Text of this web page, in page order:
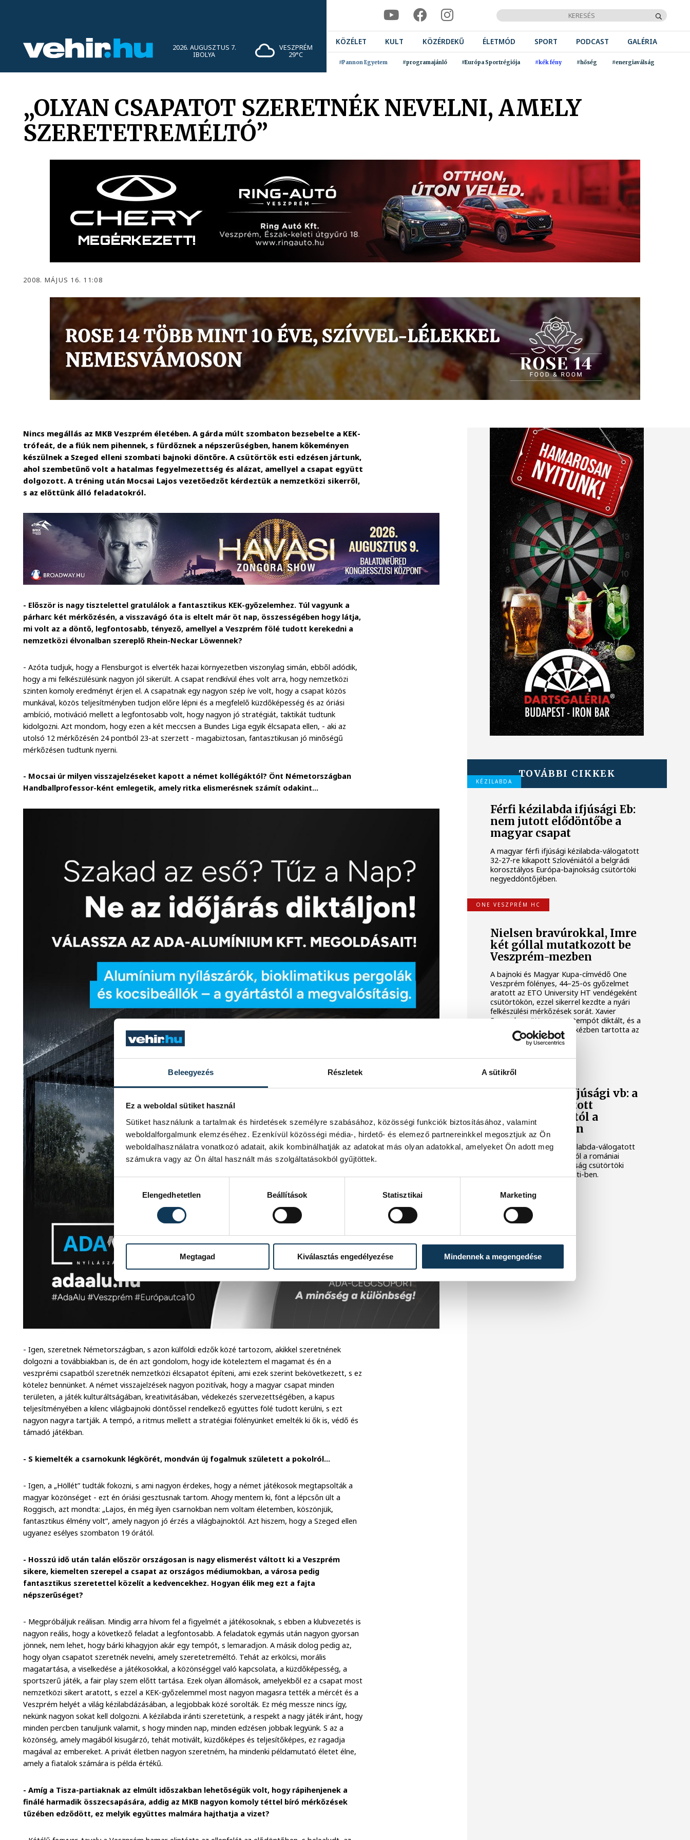
Beleegyezés Részletek A sütikről
Ez a weboldal sütiket használ
Sütiket használunk a tartalmak és hirdetések személyre szabásához, közösségi funkciók biztosításához, valamint
weboldalforgalmunk elemzéséhez. Ezenkívül közösségi média-, hirdető- és elemező partnereinkkel megosztjuk az Ön
weboldalhasználatra vonatkozó adatait, akik kombinálhatják az adatokat más olyan adatokkal, amelyeket Ön adott meg
számukra vagy az Ön által használt más szolgáltatásokból gyűjtöttek.
Elengedhetetlen
Beállítások Statisztikai Marketing
Megtagad Kiválasztás engedélyezése Mindennek a megengedése
2026. AUGUSZTUS 7.
IBOLYA
VESZPRÉM
29°C
KÖZÉLET KULT KÖZÉRDEKŰ ÉLETMÓD SPORT PODCAST GALÉRIA
#Pannon Egyetem #programajánló #Európa Sportrégiója #kék fény #hőség #energiaválság
„OLYAN CSAPATOT SZERETNÉK NEVELNI, AMELY
SZERETETREMÉLTÓ”
2008. MÁJUS 16. 11:08
Nincs megállás az MKB Veszprém életében. A gárda múlt szombaton bezsebelte a KEK-
trófeát, de a fiúk nem pihennek, s fürdőznek a népszerűségben, hanem kőkeményen
készülnek a Szeged elleni szombati bajnoki döntőre. A csütörtök esti edzésen jártunk,
ahol szembetűnő volt a hatalmas fegyelmezettség és alázat, amellyel a csapat együtt
dolgozott. A tréning után Mocsai Lajos vezetőedzőt kérdeztük a nemzetközi sikerről,
s az előttünk álló feladatokról.
- Először is nagy tisztelettel gratulálok a fantasztikus KEK-győzelemhez. Túl vagyunk a
párharc két mérkőzésén, a visszavágó óta is eltelt már öt nap, összességében hogy látja,
mi volt az a döntő, legfontosabb, tényező, amellyel a Veszprém fölé tudott kerekedni a
nemzetközi élvonalban szereplő Rhein-Neckar Löwennek?
- Azóta tudjuk, hogy a Flensburgot is elverték hazai környezetben viszonylag simán, ebből adódik,
hogy a mi felkészülésünk nagyon jól sikerült. A csapat rendkívül éhes volt arra, hogy nemzetközi
szinten komoly eredményt érjen el. A csapatnak egy nagyon szép íve volt, hogy a csapat közös
munkával, közös teljesítményben tudjon előre lépni és a megfelelő küzdőképesség és az óriási
ambíció, motiváció mellett a legfontosabb volt, hogy nagyon jó stratégiát, taktikát tudtunk
kidolgozni. Azt mondom, hogy ezen a két meccsen a Bundes Liga egyik élcsapata ellen, - aki az
utolsó 12 mérkőzésén 24 pontból 23-at szerzett - magabiztosan, fantasztikusan jó minőségű
mérkőzésen tudtunk nyerni.
- Mocsai úr milyen visszajelzéseket kapott a német kollégáktól? Önt Németországban
Handballprofessor-ként emlegetik, amely ritka elismerésnek számít odakint...
- Igen, szeretnek Németországban, s azon külföldi edzők közé tartozom, akikkel szeretnének
dolgozni a továbbiakban is, de én azt gondolom, hogy ide köteleztem el magamat és én a
veszprémi csapatból szeretnék nemzetközi élcsapatot építeni, ami ezek szerint bekövetkezett, s ez
kötelez bennünket. A német visszajelzések nagyon pozitívak, hogy a magyar csapat minden
területen, a játék kulturáltságában, kreativitásában, védekezés szervezettségében, a kapus
teljesítményében a kilenc világbajnoki döntőssel rendelkező együttes fölé tudott kerülni, s ezt
nagyon nagyra tartják. A tempó, a ritmus mellett a stratégiai fölényünket emelték ki ők is, védő és
támadó játékban.
- S kiemelték a csarnokunk légkörét, mondván új fogalmuk született a pokolról…
- Igen, a „Höllét” tudták fokozni, s ami nagyon érdekes, hogy a német játékosok megtapsolták a
magyar közönséget - ezt én óriási gesztusnak tartom. Ahogy mentem ki, fönt a lépcsőn ült a
Roggisch, azt mondta: „Lajos, én még ilyen csarnokban nem voltam életemben, köszönjük,
fantasztikus élmény volt”, amely nagyon jó érzés a világbajnoktól. Azt hiszem, hogy a Szeged ellen
ugyanez esélyes szombaton 19 órától.
- Hosszú idő után talán először országosan is nagy elismerést váltott ki a Veszprém
sikere, kiemelten szerepel a csapat az országos médiumokban, a városa pedig
fantasztikus szeretettel közelít a kedvencekhez. Hogyan élik meg ezt a fajta
népszerűséget?
- Megpróbáljuk reálisan. Mindig arra hívom fel a figyelmét a játékosoknak, s ebben a klubvezetés is
nagyon reális, hogy a következő feladat a legfontosabb. A feladatok egymás után nagyon gyorsan
jönnek, nem lehet, hogy bárki kihagyjon akár egy tempót, s lemaradjon. A másik dolog pedig az,
hogy olyan csapatot szeretnék nevelni, amely szeretetreméltó. Tehát az erkölcsi, morális
magatartása, a viselkedése a játékosokkal, a közönséggel való kapcsolata, a küzdőképesség, a
sportszerű játék, a fair play szem előtt tartása. Ezek olyan állomások, amelyekből ez a csapat most
nemzetközi sikert aratott, s ezzel a KEK-győzelemmel most nagyon magasra tették a mércét és a
Veszprém helyét a világ kézilabdázásában, a legjobbak közé sorolták. Ez még messze nincs így,
nekünk nagyon sokat kell dolgozni. A kézilabda iránti szeretetünk, a respekt a nagy játék iránt, hogy
minden percben tanuljunk valamit, s hogy minden nap, minden edzésen jobbak legyünk. S az a
közönség, amely magából kisugárzó, tehát motivált, küzdőképes és teljesítőképes, ez ragadja
magával az embereket. A privát életben nagyon szeretném, ha mindenki példamutató életet élne,
amely a fiatalok számára is példa értékű.
- Amíg a Tisza-partiaknak az elmúlt időszakban lehetőségük volt, hogy rápihenjenek a
finálé harmadik összecsapására, addig az MKB nagyon komoly téttel bíró mérkőzések
tűzében edződött, ez melyik együttes malmára hajthatja a vizet?
TOVÁBBI CIKKEK
KÉZILABDA
Férfi kézilabda ifjúsági Eb:
nem jutott elődöntőbe a
magyar csapat
A magyar férfi ifjúsági kézilabda-válogatott
32-27-re kikapott Szlovéniától a belgrádi
korosztályos Európa-bajnokság csütörtöki
negyeddöntőjében.
ONE VESZPRÉM HC
Nielsen bravúrokkal, Imre
két góllal mutatkozott be
Veszprém-mezben
A bajnoki és Magyar Kupa-címvédő One
Veszprém fölényes, 44–25-ös győzelmet
aratott az ETO University HT vendégeként
csütörtökön, ezzel sikerrel kezdte a nyári
felkészülési mérkőzések sorát. Xavier
Pascual együttese nagy tempót diktált, és a
találkozó nagy részében kézben tartotta az
eseményeket.
Női kézilabda ifjúsági vb: a
magyar válogatott
kikapott Dániától a
negyeddöntőben
A magyar női ifjúsági kézilabda-válogatott
24-20-ra kikapott Dániától a romániai
korosztályos világbajnokság csütörtöki
negyeddöntőjében, Pitesti-ben.